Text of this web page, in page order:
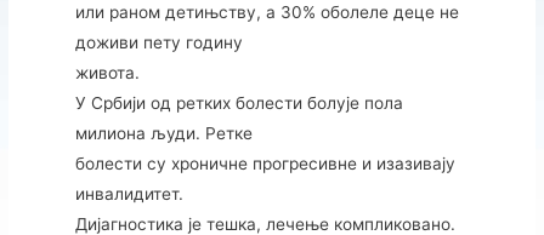
или раном детињству, а 30% оболеле деце не
доживи пету годину
живота.
У Србији од ретких болести болује пола
милиона људи. Ретке
болести су хроничне прогресивне и изазивају
инвалидитет.
Дијагностика је тешка, лечење компликовано.